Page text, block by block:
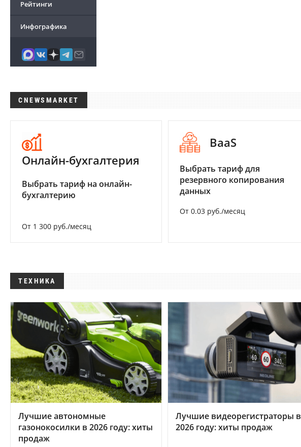
Рейтинги
Инфографика
CNEWSMARKET
Онлайн-бухгалтерия
Выбрать тариф на онлайн-
бухгалтерию
От 1 300 руб./месяц
BaaS
Выбрать тариф для
резервного копирования
данных
От 0.03 руб./месяц
ТЕХНИКА
Лучшие автономные
газонокосилки в 2026 году: хиты
продаж
Лучшие видеорегистраторы в
2026 году: хиты продаж